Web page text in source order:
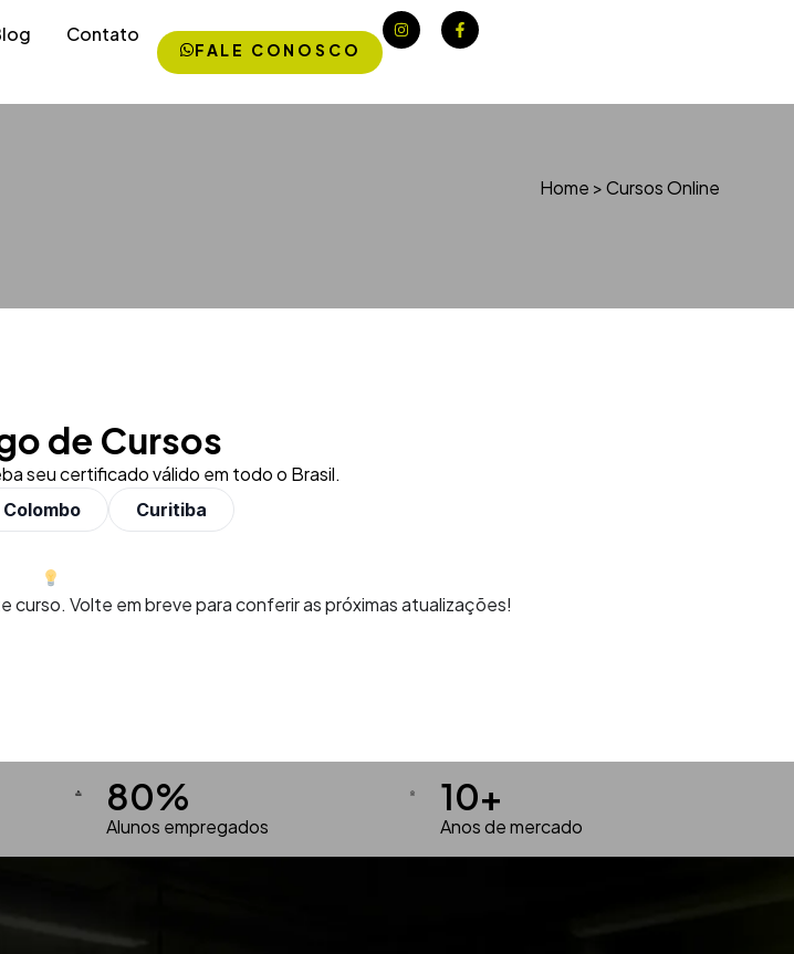
Contato
FALE CONOSCO
Home >Cursos Online
de Cursos
seu certificado válido em todo o Brasil.
Colombo Curitiba
Volte em breve para conferir as próximas atualizações!
80%
Alunos empregados
10+
Anos de mercado